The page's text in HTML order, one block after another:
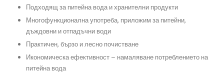
Подходящ за питейна вода и хранителни продукти
Многофункционална употреба, приложим за питейни,
дъждовни и отпадъчни води
Практичен, бързо и лесно почистване
Икономическа ефективност – намаляване потреблението на
питейна вода